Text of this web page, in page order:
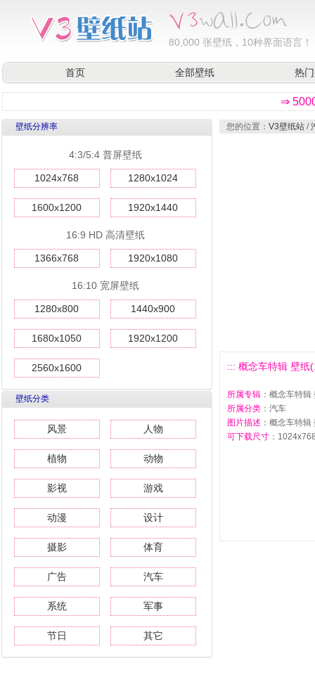
80,000 张壁纸，10种界面语言！
首页 全部壁纸 热
⇒
壁纸分辨率
4:3/5:4 普屏壁纸
1024x768 1280x1024
1600x1200 1920x1440
16:9 HD 高清壁纸
1366x768 1920x1080
16:10 宽屏壁纸
1280x800 1440x900
1680x1050 1920x1200
2560x1600
壁纸分类
风景 人物
植物 动物
影视 游戏
动漫 设计
摄影 体育
广告 汽车
系统 军事
节日 其它
您的位置： V3壁纸站 /
::: 概念车特辑 壁纸
所属专辑 ：概念车特
所属分类 ：汽车
图片描述 ：概念车特
可下载尺寸 ：